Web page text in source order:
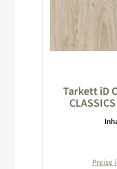
Tarkett iD
Preise